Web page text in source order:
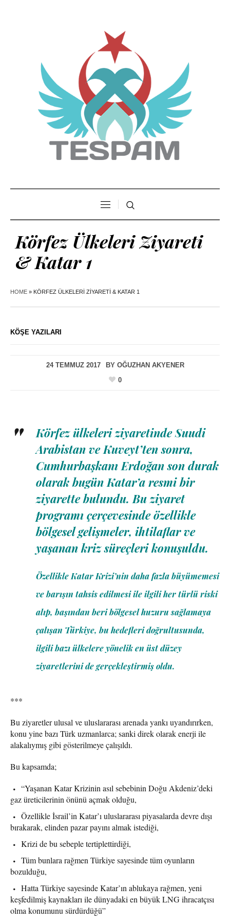
Körfez Ülkeleri Ziyareti
& Katar 1
HOME » KÖRFEZ ÜLKELERI ZIYARETI & KATAR 1
KÖŞE YAZILARI
24 TEMMUZ 2017 BY OĞUZHAN AKYENER
0
Körfez ülkeleri ziyaretinde Suudi
Arabistan ve Kuveyt’ten sonra,
Cumhurbaşkanı Erdoğan son durak
olarak bugün Katar’a resmi bir
ziyarette bulundu. Bu ziyaret
programı çerçevesinde özellikle
bölgesel gelişmeler, ihtilaflar ve
yaşanan kriz süreçleri konuşuldu.
Özellikle Katar Krizi’nin daha fazla büyümemesi
ve barışın tahsis edilmesi ile ilgili her türlü riski
alıp, başından beri bölgesel huzuru sağlamaya
çalışan Türkiye, bu hedefleri doğrultusunda,
ilgili bazı ülkelere yönelik en üst düzey
ziyaretlerini de gerçekleştirmiş oldu.
***
Bu ziyaretler ulusal ve uluslararası arenada yankı uyandırırken,
konu yine bazı Türk uzmanlarca; sanki direk olarak enerji ile
alakalıymış gibi gösterilmeye çalışıldı.
Bu kapsamda;
“Yaşanan Katar Krizinin asıl sebebinin Doğu Akdeniz’deki
gaz üreticilerinin önünü açmak olduğu,
Özellikle İsrail’in Katar’ı uluslararası piyasalarda devre dışı
bırakarak, elinden pazar payını almak istediği,
Krizi de bu sebeple tertiplettirdiği,
Tüm bunlara rağmen Türkiye sayesinde tüm oyunların
bozulduğu,
Hatta Türkiye sayesinde Katar’ın ablukaya rağmen, yeni
keşfedilmiş kaynakları ile dünyadaki en büyük LNG ihracatçısı
olma konumunu sürdürdüğü”